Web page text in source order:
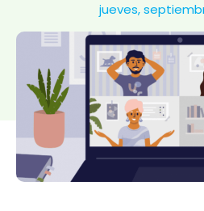
jueves,